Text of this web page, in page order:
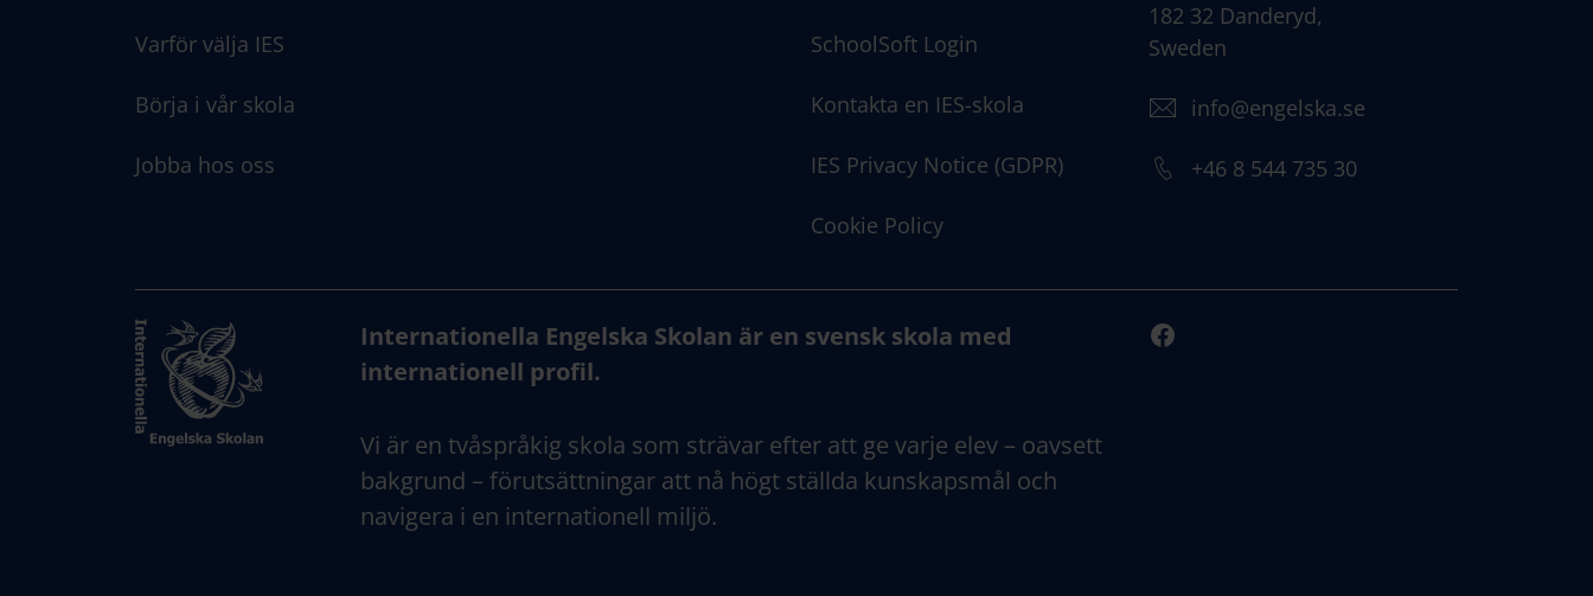
Varför välja IES
Börja i vår skola
Jobba hos oss
SchoolSoft Login
Kontakta en IES-skola
IES Privacy Notice (GDPR)
Cookie Policy
182 32 Danderyd,
Sweden
info@engelska.se
+46 8 544 735 30
Internationella Engelska Skolan är en svensk skola med
internationell profil.
Vi är en tvåspråkig skola som strävar efter att ge varje elev – oavsett
bakgrund – förutsättningar att nå högt ställda kunskapsmål och
navigera i en internationell miljö.